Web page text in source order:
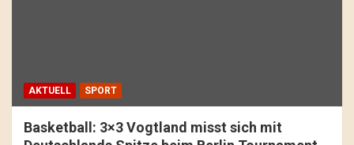
AKTUELL SPORT
Basketball: 3×3 Vogtland misst sich mit